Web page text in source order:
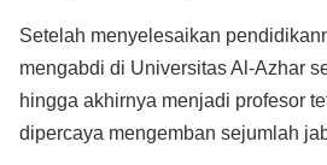
Setelah menyelesaikan
mengabdi di Universitas Al-Azhar
hingga akhirnya menjadi profesor
dipercaya mengemban sejumlah